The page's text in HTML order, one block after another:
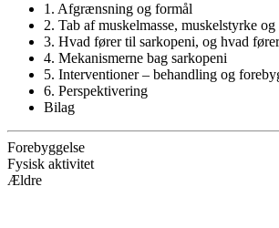
1. Afgrænsning og formål
2. Tab af muskelmasse, muskelstyrke
3. Hvad fører til sarkopeni, og hvad
4. Mekanismerne bag sarkopeni
5. Interventioner – behandling og
6. Perspektivering
Bilag
Forebyggelse
Fysisk aktivitet
Ældre